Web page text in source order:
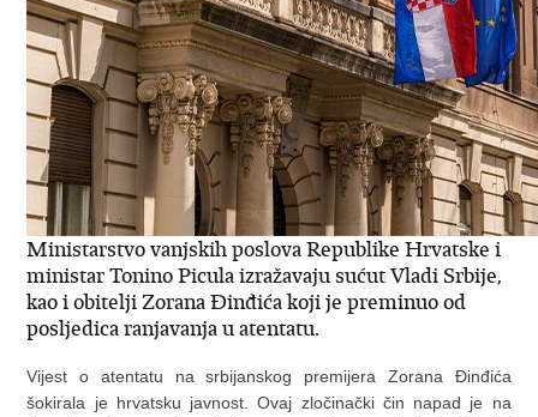
Ministarstvo vanjskih poslova Republike Hrvatske i
ministar Tonino Picula izražavaju sućut Vladi Srbije,
kao i obitelji Zorana Đinđića koji je preminuo od
posljedica ranjavanja u atentatu.
Vijest o atentatu na srbijanskog premijera Zorana Đinđića
šokirala je hrvatsku javnost. Ovaj zločinački čin napad je na